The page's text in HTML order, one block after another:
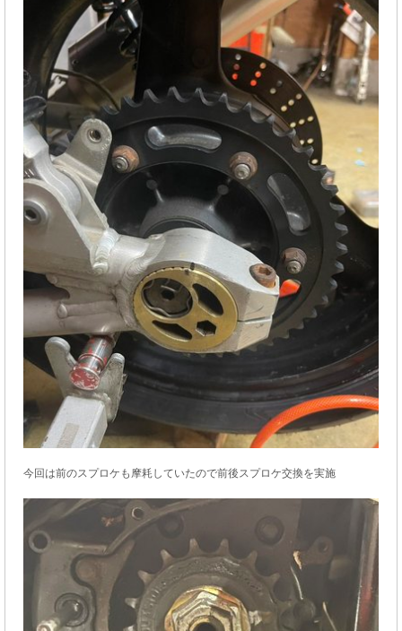
今回は前のスプロケも摩耗していたので前後スプロケ交換を実施